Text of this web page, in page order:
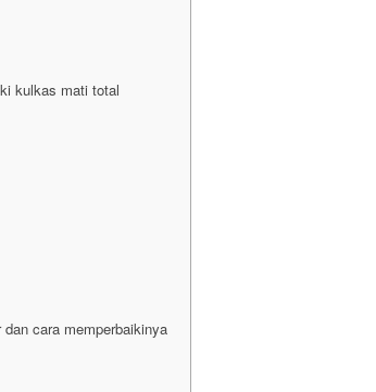
kulkas mati total
cara memperbaikinya